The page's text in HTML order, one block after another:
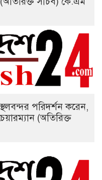
পরিদর্শন করেন,
(অতিরিক্ত